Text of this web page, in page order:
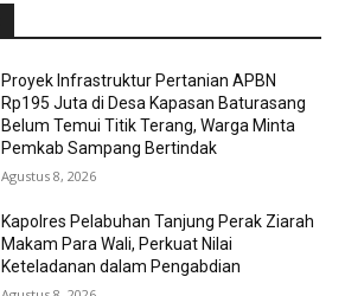
Proyek Infrastruktur Pertanian APBN
Rp195 Juta di Desa Kapasan Baturasang
Belum Temui Titik Terang, Warga Minta
Pemkab Sampang Bertindak
Agustus 8, 2026
Kapolres Pelabuhan Tanjung Perak Ziarah
Makam Para Wali, Perkuat Nilai
Keteladanan dalam Pengabdian